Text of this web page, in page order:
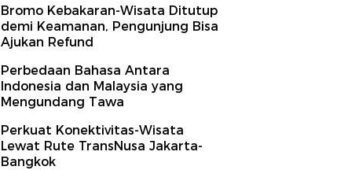
Bromo Kebakaran-Wisata Ditutup
demi Keamanan, Pengunjung Bisa
Ajukan Refund
Perbedaan Bahasa Antara
Indonesia dan Malaysia yang
Mengundang Tawa
Perkuat Konektivitas-Wisata
Lewat Rute TransNusa Jakarta-
Bangkok